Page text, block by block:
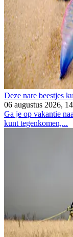
Deze nare beestjes
06 augustus 2026,
Ga je op vakantie
kunt tegenkomen,...